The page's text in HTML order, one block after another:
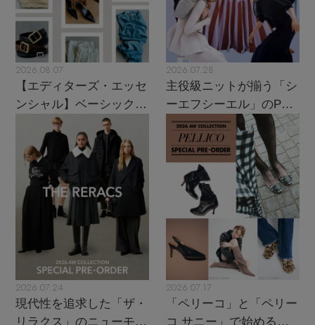
2026.08.07
【エディターズ・エッセ
ンシャル】ベーシックと
トレンドが交差する16の
2026.07.28
主役級ニットが揃う「シ
ーエフシーエル」のPOP
UPがスタート
2026.07.24
現代性を追求した「ザ・
リラクス」のニューモダ
2026.07.17
「ペリーコ」と「ペリー
コ サニー」で始める秋